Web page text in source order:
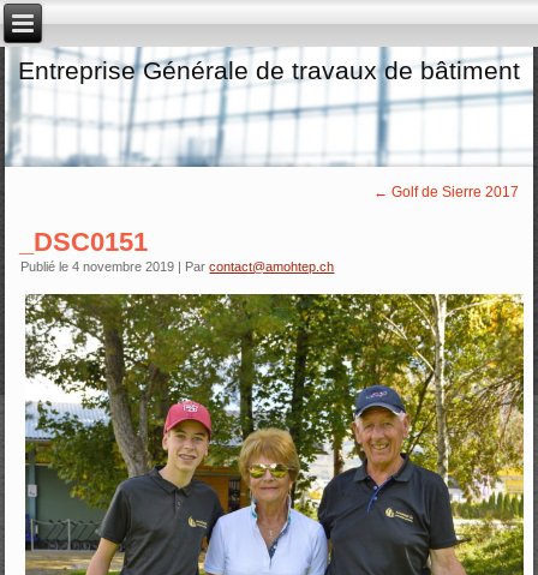
Entreprise Générale de travaux de bâtiment
← Golf de Sierre 2017
_DSC0151
Publié le 4 novembre 2019 | Par contact@amohtep.ch